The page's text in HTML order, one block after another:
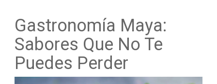
Gastronomía Maya:
Sabores Que No Te
Puedes Perder